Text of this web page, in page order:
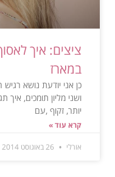
ציצים: איך
במארז
כן אני יודעת נושא
ושני מליון תומכים,
יותר, זקוף ,עם
קרא עוד »
אורלי